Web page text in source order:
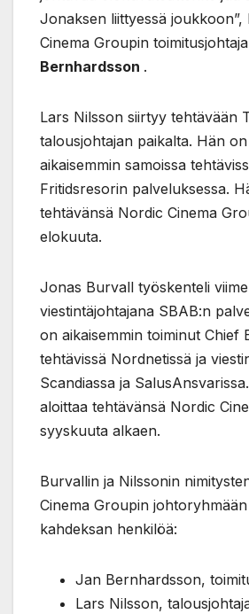
Jonaksen liittyessä
Cinema Groupin toimitusjohtaja
Bernhardsson .
Lars Nilsson siirtyy tehtävään
talousjohtajan paikalta. Hän
aikaisemmin samoissa
Fritidsresorin palveluksessa.
tehtävänsä Nordic Cinema
elokuuta.
Jonas Burvall työskenteli
viestintäjohtajana SBAB:n
on aikaisemmin toiminut Chief
tehtävissä Nordnetissä ja
Scandiassa ja
aloittaa tehtävänsä Nordic
syyskuuta alkaen.
Burvallin ja Nilssonin
Cinema Groupin
kahdeksan henkilöä:
Jan Bernhardsson,
Lars Nilsson,